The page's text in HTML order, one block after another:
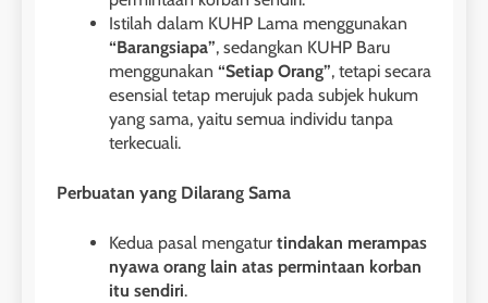
Istilah dalam KUHP Lama menggunakan
“Barangsiapa”, sedangkan KUHP Baru
menggunakan “Setiap Orang”, tetapi secara
esensial tetap merujuk pada subjek hukum
yang sama, yaitu semua individu tanpa
terkecuali.
Perbuatan yang Dilarang Sama
Kedua pasal mengatur tindakan merampas
nyawa orang lain atas permintaan korban
itu sendiri.